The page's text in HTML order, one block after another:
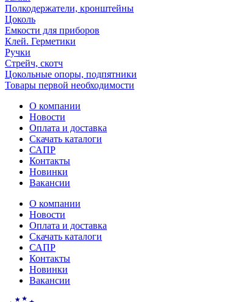
Полкодержатели, кронштейны
Цоколь
Емкости для приборов
Клей. Герметики
Ручки
Стрейч, скотч
Цокольные опоры, подпятники
Товары первой необходимости
О компании
Новости
Оплата и доставка
Скачать каталоги
САПР
Контакты
Новинки
Вакансии
О компании
Новости
Оплата и доставка
Скачать каталоги
САПР
Контакты
Новинки
Вакансии